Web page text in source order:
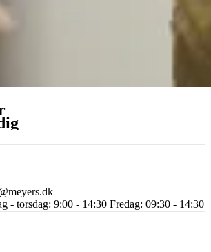
- torsdag: 9:00 - 14:30 Fredag: 09:30 - 14:30